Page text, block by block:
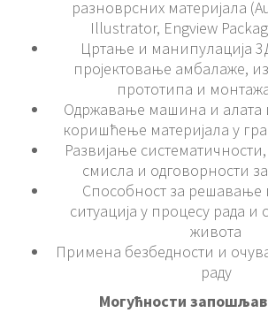
разноврсних материјала
Illustrator, Engview
Цртање и манипулација
пројектовање амбалаже,
прототипа и монтажа
Одржавање машина и алата
коришћење материјала у
Развијање
смисла и одговорности
Способност за
ситуација у процесу рада и
живота
Примена безбедности и
раду
Могућности